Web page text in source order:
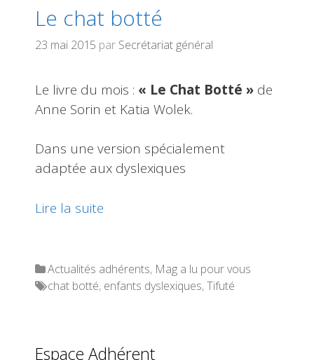
Le chat botté
23 mai 2015 par Secrétariat général
Le livre du mois : « Le Chat Botté » de
Anne Sorin et Katia Wolek.
Dans une version spécialement
adaptée aux dyslexiques
Lire la suite
Categories
Actualités adhérents, Mag a lu pour vous
Tags
chat botté, enfants dyslexiques,Tifuté
Espace Adhérent